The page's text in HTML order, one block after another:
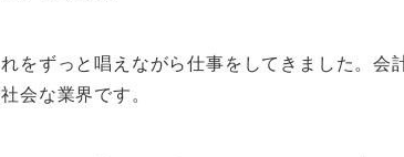
をずっと唱えながら仕事をしてきました。会
会な業界です。